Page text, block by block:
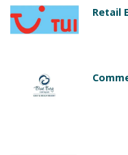
Retail